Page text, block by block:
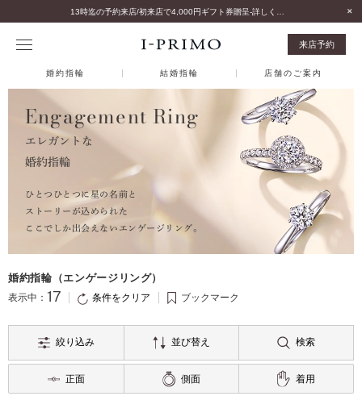
来店予約
婚約指輪 結婚指輪 店舗のご案内
Engagement Ring
エレガントな
婚約指輪
ひとつひとつに星の名前と
ストーリーが込められた
ここでしか出会えないエンゲージリング。
婚約指輪（エンゲージリング）
表示中： 17 条件をクリア ブックマーク
絞り込み 並び替え 検索
正面 側面 着用